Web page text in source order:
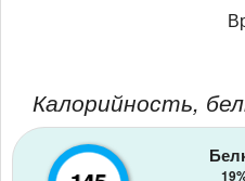
Калорийность,